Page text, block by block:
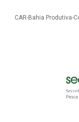
CAR-Bahia Produtiva-